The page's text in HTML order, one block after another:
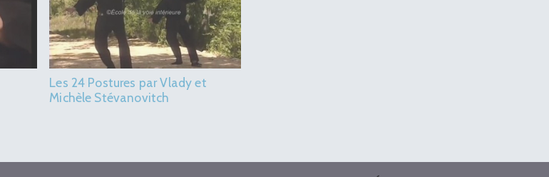
Les 24 Postures par Vlady et
Michèle Stévanovitch